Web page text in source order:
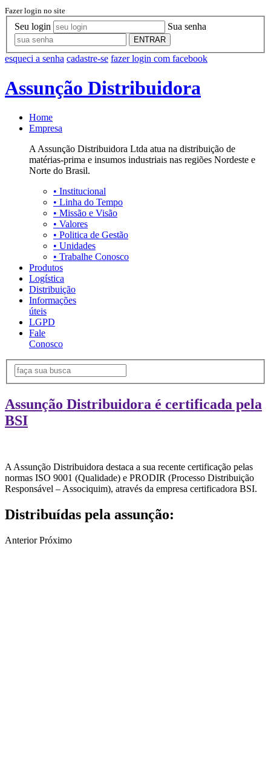
Fazer login no site
Seu login Sua senha
ENTRAR
esqueci a senha cadastre-se fazer login com facebook
Assunção Distribuidora
Home
Empresa
A Assunção Distribuidora Ltda atua na distribuição de
matérias-prima e insumos industriais nas regiões Nordeste e
Norte do Brasil.
• Institucional
• Linha do Tempo
• Missão e Visão
• Valores
• Politica de Gestão
• Unidades
• Trabalhe Conosco
Produtos
Logística
Distribuição
Informações
úteis
LGPD
Fale
Conosco
Assunção Distribuidora é certificada pela
BSI
A Assunção Distribuidora destaca a sua recente certificação pelas
normas ISO 9001 (Qualidade) e PRODIR (Processo Distribuição
Responsável – Associquim), através da empresa certificadora BSI.
Distribuídas pela assunção:
Anterior Próximo